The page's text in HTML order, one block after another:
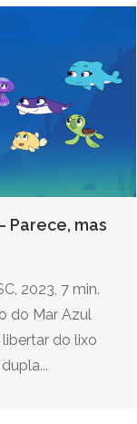
Parece, mas
2023, 7 min.
do Mar Azul
do lixo